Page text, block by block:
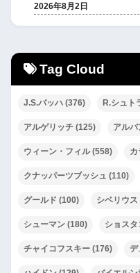
2026年8月2日
Tag Cloud
J.S.バッハ (376) R.シュト
アルゲリッチ (125) アルバ
ウィーン・フィル(558) カ
クナッパーツブッシュ (110)
グールド (100) シベリウス
シューマン (180) ショス
チャイコフスキー (176) デ